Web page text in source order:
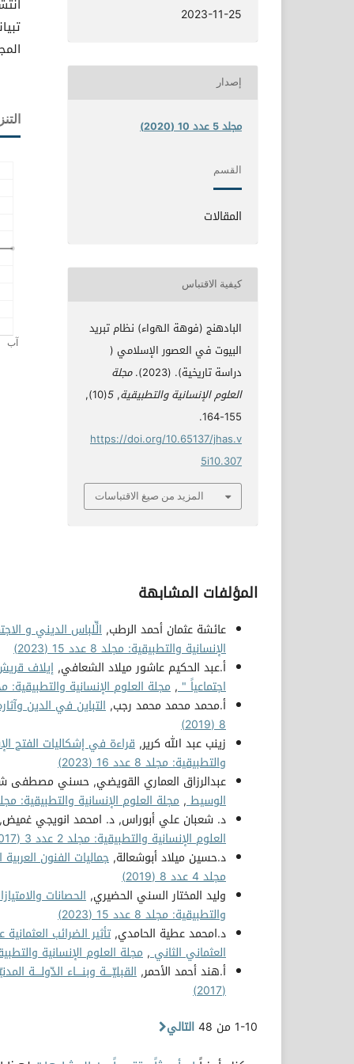
2023-11-25
إصدار
مجلد 5 عدد 10 (2020)
القسم
المقالات
كيفية الاقتباس
البادهنج (فوهة الهواء) نظام تبريد
البيوت في العصور الإسلامي (
دراسة تاريخية). (2023).
مجلة
العلوم الإنسانية والتطبيقية,
5
(10),
155-164.
https://doi.org/10.65137/jhas.v
5i10.307
المزيد من صيغ الاقتباسات
المؤلفات المشابهة
عائشة عثمان أحمد الرطب, الِّلباس الديني و
الإنسانية والتطبيقية: مجلد 8 عدد 15 (2023)
أ.عبد الحكيم عاشور ميلاد الشعافي, إيلاف
اجتماعياً ", مجلة العلوم الإنسانية والتطبيقية: مجلد 1 عدد
أ.محمد محمد محمد رجب, التباين في الدين
8 (2019)
زينب عبد الله كرير, قراءة في إشكاليات الفتح الإسلامي
والتطبيقية: مجلد 8 عدد 16 (2023)
عبدالرزاق العماري القويضي, حسني مصطفى
الوسيط, مجلة العلوم الإنسانية والتطبيقية: مجلد 8 عدد 15
د. شعبان علي أبوراس, د. امحمد انويجي غميض,
العلوم الإنسانية والتطبيقية: مجلد 2 عدد 3 (2017)
د.حسين ميلاد أبوشعالة, جماليات الفنون
مجلد 4 عدد 8 (2019)
وليد المختار السني الحضيري, الحصانات
والتطبيقية: مجلد 8 عدد 15 (2023)
د.امحمد عطية الحامدي, تأثير الضرائب
العثماني الثاني, مجلة العلوم الإنسانية والتطبيقية:
أ.هند أحمد الأحمر, القبليّــــة وبنــــاء الدّولــــة
(2017)
1-10 من 48
التالي